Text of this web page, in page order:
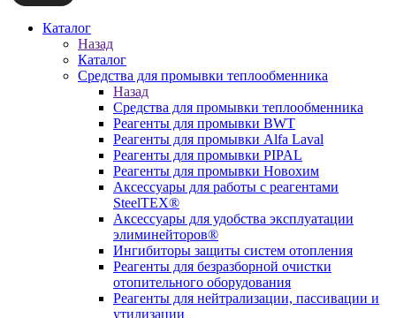
Каталог
Назад
Каталог
Средства для промывки теплообменника
Назад
Средства для промывки теплообменника
Реагенты для промывки BWT
Реагенты для промывки Alfa Laval
Реагенты для промывки PIPAL
Реагенты для промывки Новохим
Аксессуары для работы с реагентами
SteelTEX®
Аксессуары для удобства эксплуатации
элиминейторов®
Ингибиторы защиты систем отопления
Реагенты для безразборной очистки
отопительного оборудования
Реагенты для нейтрализации, пассивации и
утилизации